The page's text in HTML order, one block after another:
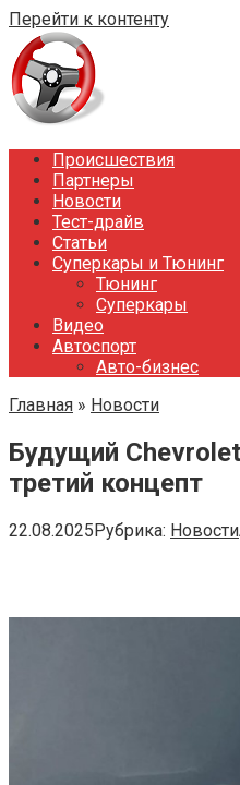
Перейти к контенту
Происшествия
Партнеры
Новости
Тест-драйв
Статьи
Суперкары и Тюнинг
Тюнинг
Суперкары
Видео
Автоспорт
Авто-бизнес
Главная » Новости
Будущий
третий концепт
22.08.2025Рубрика: Новости